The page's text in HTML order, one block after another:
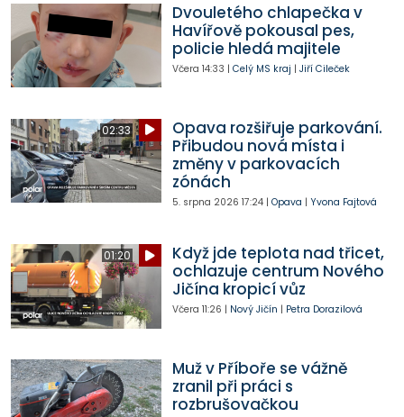
Dvouletého chlapečka v
Havířově pokousal pes,
policie hledá majitele
Včera 14:33 | Celý MS kraj | Jiří Cileček
02:33
Opava rozšiřuje parkování.
Přibudou nová místa i
změny v parkovacích
zónách
5. srpna 2026 17:24| Opava | Yvona Fajtová
01:20
Když jde teplota nad třicet,
ochlazuje centrum Nového
Jičína kropicí vůz
Včera 11:26 | Nový Jičín | Petra Dorazilová
Muž v Příboře se vážně
zranil při práci s
rozbrušovačkou